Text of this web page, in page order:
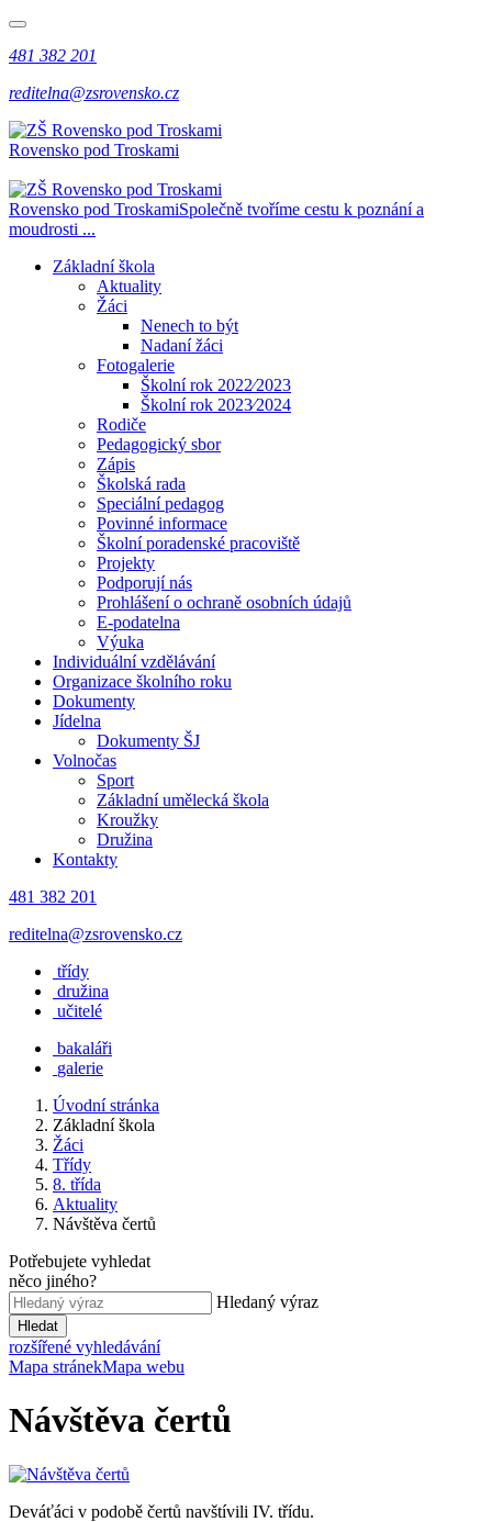
481 382 201
reditelna@zsrovensko.cz
Rovensko pod Troskami
Rovensko pod TroskamiSpolečně tvoříme cestu k poznání a
moudrosti ...
Základní škola
Aktuality
Žáci
Nenech to být
Nadaní žáci
Fotogalerie
Školní rok 2022⁄2023
Školní rok 2023⁄2024
Rodiče
Pedagogický sbor
Zápis
Školská rada
Speciální pedagog
Povinné informace
Školní poradenské pracoviště
Projekty
Podporují nás
Prohlášení o ochraně osobních údajů
E-podatelna
Výuka
Individuální vzdělávání
Organizace školního roku
Dokumenty
Jídelna
Dokumenty ŠJ
Volnočas
Sport
Základní umělecká škola
Kroužky
Družina
Kontakty
481 382 201
reditelna@zsrovensko.cz
třídy
družina
učitelé
bakaláři
galerie
Úvodní stránka
Základní škola
Žáci
Třídy
8. třída
Aktuality
Návštěva čertů
Potřebujete vyhledat
něco jiného?
Hledaný výraz
Hledat
rozšířené vyhledávání
Mapa stránekMapa webu
Návštěva čertů
Deváťáci v podobě čertů navštívili IV. třídu.